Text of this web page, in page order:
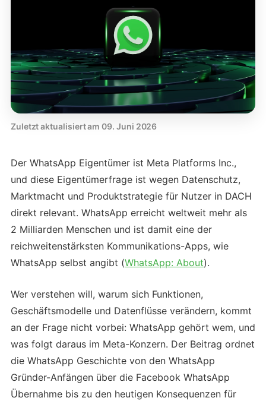
Zuletzt aktualisiert am 09. Juni 2026
Der WhatsApp Eigentümer ist Meta Platforms Inc.,
und diese Eigentümerfrage ist wegen Datenschutz,
Marktmacht und Produktstrategie für Nutzer in DACH
direkt relevant. WhatsApp erreicht weltweit mehr als
2 Milliarden Menschen und ist damit eine der
reichweitenstärksten Kommunikations-Apps, wie
WhatsApp selbst angibt (WhatsApp: About).
Wer verstehen will, warum sich Funktionen,
Geschäftsmodelle und Datenflüsse verändern, kommt
an der Frage nicht vorbei: WhatsApp gehört wem, und
was folgt daraus im Meta-Konzern. Der Beitrag ordnet
die WhatsApp Geschichte von den WhatsApp
Gründer-Anfängen über die Facebook WhatsApp
Übernahme bis zu den heutigen Konsequenzen für